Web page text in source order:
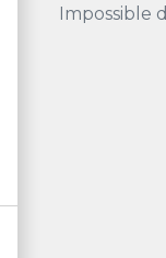
Impossible